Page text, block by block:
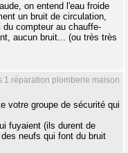
on entend l'eau froide
un bruit de circulation,
compteur au chauffe-
aucun bruit... (ou très très
1 réparation plomberie maison
votre groupe de sécurité qui
fuyaient (ils durent de
neufs qui font du bruit